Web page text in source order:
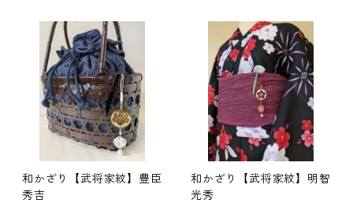
和かざり【武将家紋】豊臣
秀吉
和かざり【武将家紋】明智
光秀